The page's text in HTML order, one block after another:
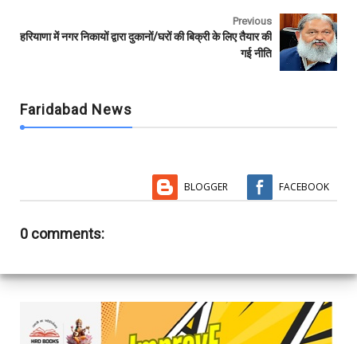
Previous
हरियाणा में नगर निकायों द्वारा दुकानों/घरों की बिक्री के लिए तैयार की
गई नीति
Faridabad News
BLOGGER FACEBOOK
0 comments: